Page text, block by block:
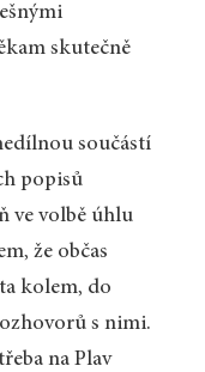
skutečně
součástí
popisů
ve volbě úhlu
že občas
kolem, do
s nimi.
na Plav